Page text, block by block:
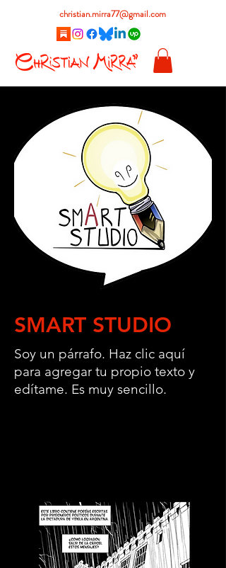
christian.mirra77@gmail.com
SMART STUDIO
Soy un párrafo. Haz clic aquí
para agregar tu propio texto y
edítame. Es muy sencillo.